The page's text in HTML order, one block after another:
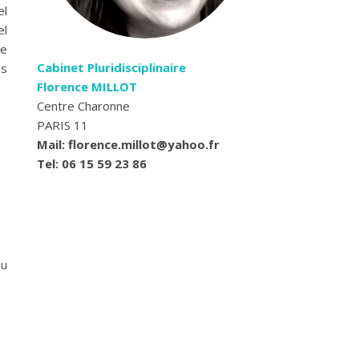
Cabinet Pluridisciplinaire
Florence MILLOT
Centre Charonne
PARIS 11
Mail: florence.millot@yahoo.fr
Tel: 06 15 59 23 86